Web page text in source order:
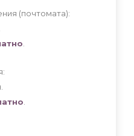
(почтомата):